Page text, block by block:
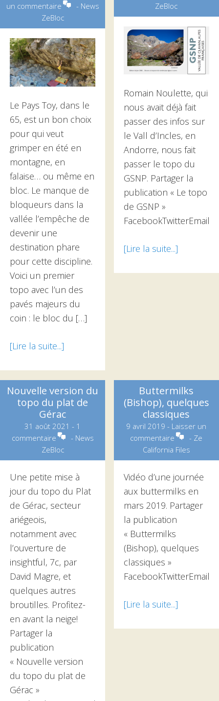
un commentaire
- News
ZeBloc
Le Pays Toy, dans le
65, est un bon choix
pour qui veut
grimper en été en
montagne, en
falaise… ou même en
bloc. Le manque de
bloqueurs dans la
vallée l’empêche de
devenir une
destination phare
pour cette discipline.
Voici un premier
topo avec l’un des
pavés majeurs du
coin : le bloc du […]
[Lire la suite...]
bloc
du
Toy
Power,
Gavarnie
ZeBloc
Romain Noulette, qui
nous avait déjà fait
passer des infos sur
le Vall d’Incles, en
Andorre, nous fait
passer le topo du
GSNP. Partager la
publication « Le topo
de GSNP »
FacebookTwitterEmail
[Lire la suite...]
topo
Nouvelle version du
topo du plat de
Gérac
31 août 2021 - 1
commentaire
- News
ZeBloc
Une petite mise à
jour du topo du Plat
de Gérac, secteur
ariégeois,
notamment avec
l’ouverture de
insightful, 7c, par
David Magre, et
quelques autres
broutilles. Profitez-
en avant la neige!
Partager la
publication
« Nouvelle version
du topo du plat de
Gérac »
Buttermilks
(Bishop), quelques
classiques
9 avril 2019 - Laisser un
commentaire
- Ze
California Files
Vidéo d’une journée
aux buttermilks en
mars 2019. Partager
la publication
« Buttermilks
(Bishop), quelques
classiques »
FacebookTwitterEmail
[Lire la suite...]
(Bishop),